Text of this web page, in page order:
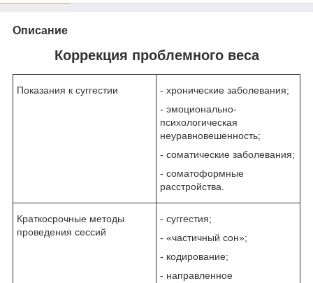
Описание
Коррекция проблемного веса
Показания к суггестии
- хронические заболевания;
- эмоционально-
психологическая
неуравновешенность;
- соматические заболевания;
- соматоформные
расстройства.
Краткосрочные методы
проведения сессий
- суггестия;
- «частичный сон»;
- кодирование;
- направленное